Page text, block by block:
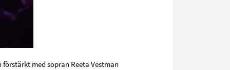
med sopran Reeta Vestman